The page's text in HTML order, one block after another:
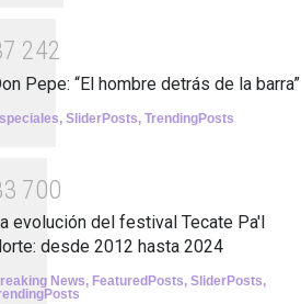
7 242
Pepe: “El hombre detrás de la barra”
, SliderPosts, TrendingPosts
3 700
evolución del festival Tecate Pa'l
desde 2012 hasta 2024
News, FeaturedPosts, SliderPosts,